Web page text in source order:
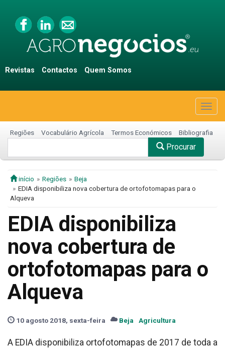
Revistas Contactos Quem Somos
Regiões Vocabulário Agrícola Termos Económicos Bibliografia
Procurar
início Regiões
Beja
EDIA disponibiliza nova cobertura de ortofotomapas para o
Alqueva
EDIA disponibiliza
nova cobertura de
ortofotomapas para o
Alqueva
10 agosto 2018, sexta-feira Beja Agricultura
A EDIA disponibiliza ortofotomapas de 2017 de toda a